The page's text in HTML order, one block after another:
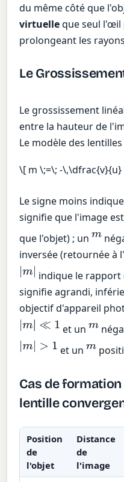
du même côté que
virtuelleque seul l'œil
prolongeant les
Le
Le grossissement
entre la hauteur de
Le modèle des
\[ m \;=\; -
Le signe moins
signifie que l'image
que l'objet) ; unm
inversée (retournée à
|m |indique le
signifie agrandi,
objectif d'appareil
|m ≪1 et un m
|m >1 et un m
Cas de
lentille
Position
de
l'objet
Distance
de
l'image